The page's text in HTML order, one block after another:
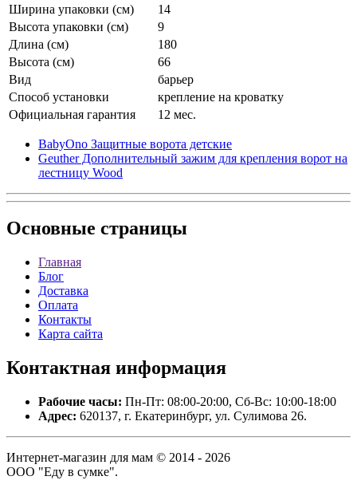
Ширина упаковки (см)
14
Высота упаковки (см)
9
Длина (см)
180
Высота (см)
66
Вид
барьер
Способ установки
крепление на кроватку
Официальная гарантия
12 мес.
BabyOno Защитные ворота детские
Geuther Дополнительный зажим для крепления ворот на
лестницу Wood
Основные страницы
Главная
Блог
Доставка
Оплата
Контакты
Карта сайта
Контактная информация
Рабочие часы: Пн-Пт: 08:00-20:00, Сб-Вс: 10:00-18:00
Адрес: 620137, г. Екатеринбург, ул. Сулимова 26.
Интернет-магазин для мам © 2014 - 2026
ООО "Еду в сумке".